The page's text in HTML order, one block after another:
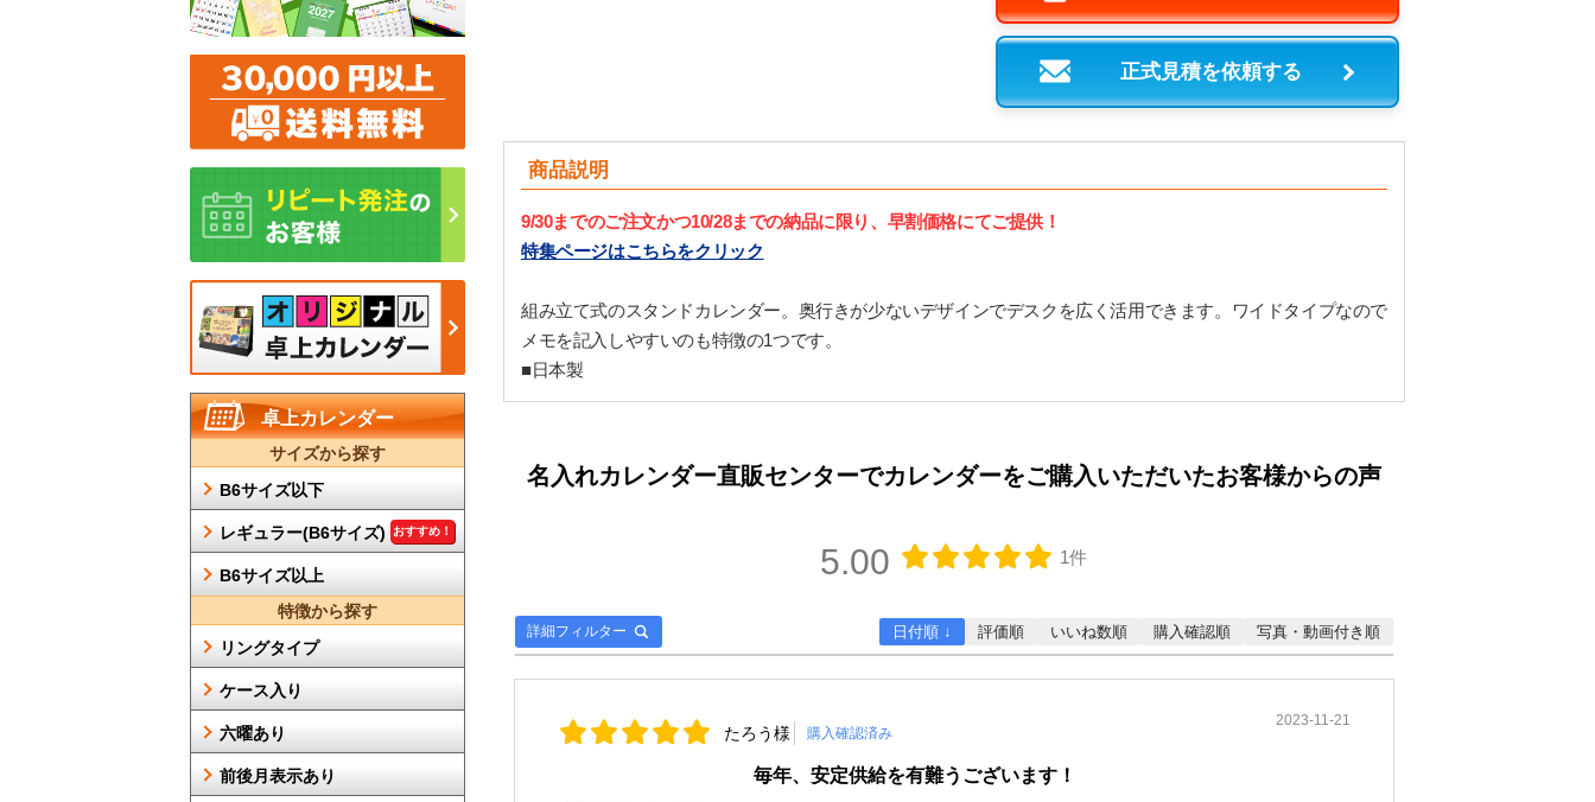
正式見積を依頼する
商品説明
9/30までのご注文かつ10/28までの納品に限り、早割価格にてご提供！
特集ページはこちらをクリック
組み立て式のスタンドカレンダー。奥行きが少ないデザインでデスクを広く活用できます。ワイドタイプなので
メモを記入しやすいのも特徴の1つです。
■日本製
名入れカレンダー直販センターでカレンダーをご購入いただいたお客様からの声
5.00 1件
詳細フィルター 日付順 ↓ 評価順 いいね数順 購入確認順 写真・動画付き順
たろう様 購入確認済み
2023-11-21
毎年、安定供給を有難うございます！
卓上カレンダー
サイズから探す
B6サイズ以下
レギュラー(B6サイズ) おすすめ！
B6サイズ以上
特徴から探す
リングタイプ
ケース入り
六曜あり
前後月表示あり